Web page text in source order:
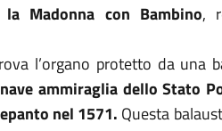
Madonna con Bambino,
l’organo protetto da una
ammiraglia dello Stato
nel 1571. Questa